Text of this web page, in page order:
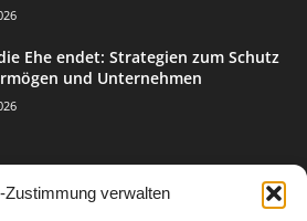
Zustimmung verwalten
Ehe endet: Strategien zum Schutz
und Unternehmen